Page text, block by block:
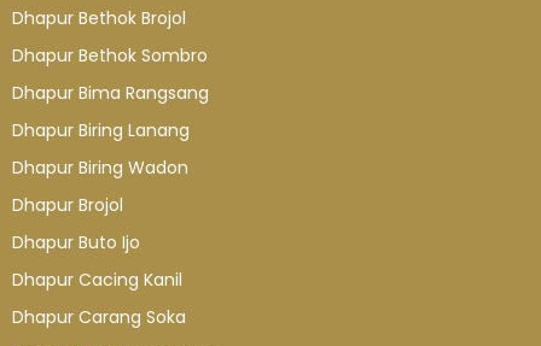
Dhapur Bethok Brojol
Dhapur Bethok Sombro
Dhapur Bima Rangsang
Dhapur Biring Lanang
Dhapur Biring Wadon
Dhapur Brojol
Dhapur Buto Ijo
Dhapur Cacing Kanil
Dhapur Carang Soka